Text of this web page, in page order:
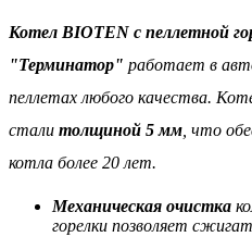
Котел BIOTEN с пеллетной
"Терминатор" работает в
пеллетах любого качества.
стали толщиной 5 мм , что
котла более 20 лет.
Механическая очистка
горелки позволяет